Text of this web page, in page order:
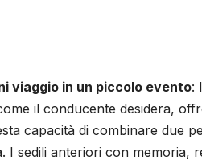
viaggio in un piccolo evento:
il conducente desidera,
capacità di combinare due
I sedili anteriori con memoria,